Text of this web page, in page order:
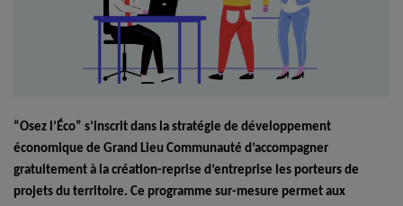
“Osez l’Éco” s’inscrit dans la stratégie de développement
économique de Grand Lieu Communauté d’accompagner
gratuitement à la création-reprise d’entreprise les porteurs de
projets du territoire. Ce programme sur-mesure permet aux